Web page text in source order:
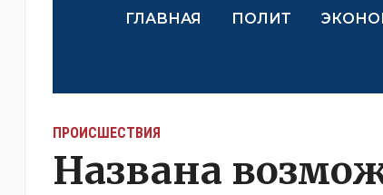
ГЛАВНАЯ ПОЛИТ
ПРОИСШЕСТВИЯ
Названа